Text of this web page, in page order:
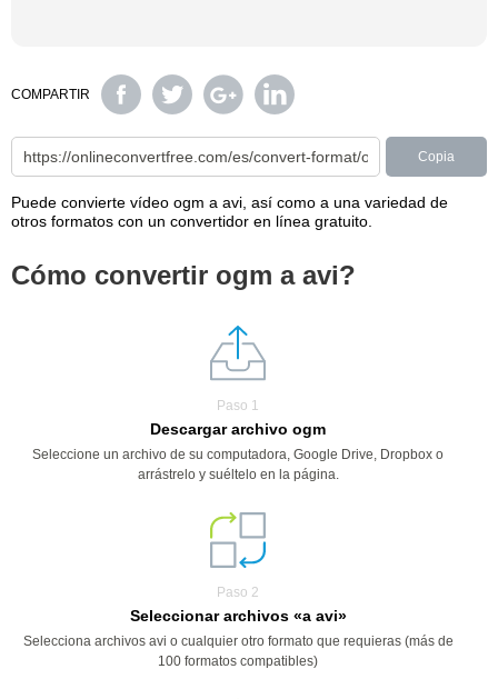
COMPARTIR
Copia
Puede convierte vídeo ogm a avi, así como a una variedad de
otros formatos con un convertidor en línea gratuito.
Cómo convertir ogm a avi?
Paso 1
Descargar archivo ogm
Seleccione un archivo de su computadora, Google Drive, Dropbox o
arrástrelo y suéltelo en la página.
Paso 2
Seleccionar archivos «a avi»
Selecciona archivos avi o cualquier otro formato que requieras (más de
100 formatos compatibles)